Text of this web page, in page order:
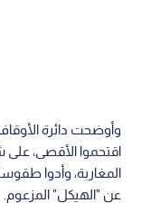
اقتحموا الأقصى،
المغاربة، وأدوا
عن "الهيكل" المزعوم.